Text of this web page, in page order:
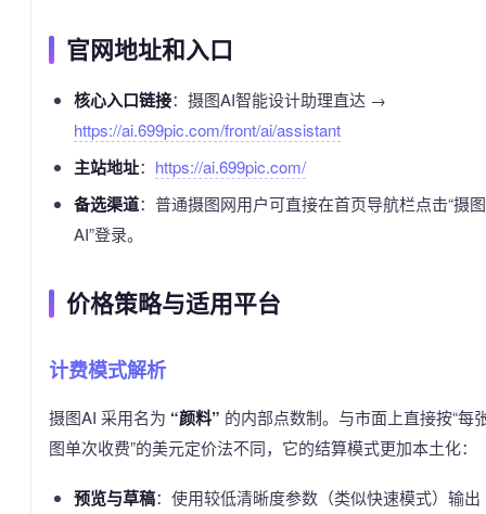
官网地址和入口
核心入口链接：摄图AI智能设计助理直达 →
https://ai.699pic.com/front/ai/assistant
主站地址： https://ai.699pic.com/
备选渠道：普通摄图网用户可直接在首页导航栏点击“摄图
AI”登录。
价格策略与适用平台
计费模式解析
摄图AI 采用名为 “颜料” 的内部点数制。与市面上直接按“每
图单次收费”的美元定价法不同，它的结算模式更加本土化：
预览与草稿：使用较低清晰度参数（类似快速模式）输出